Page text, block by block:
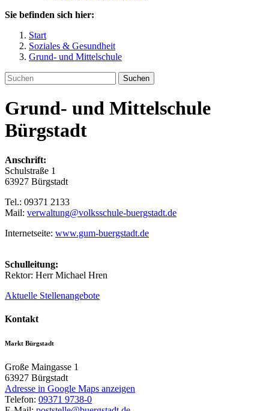
Sie befinden sich hier:
Start
Soziales & Gesundheit
Grund- und Mittelschule
Suchen
Grund- und Mittelschule
Bürgstadt
Anschrift:
Schulstraße 1
63927 Bürgstadt
Tel.: 09371 2133
Mail: verwaltung@volksschule-buergstadt.de
Internetseite: www.gum-buergstadt.de
Schulleitung:
Rektor: Herr Michael Hren
Aktuelle Stellenangebote
Kontakt
Markt Bürgstadt
Große Maingasse 1
63927 Bürgstadt
Adresse in Google Maps anzeigen
Telefon: 09371 9738-0